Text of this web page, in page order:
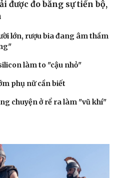
được đo bằng sự tiến bộ,
lớn, rượu bia đang âm thầm
làm to "cậu nhỏ"
phụ nữ cần biết
chuyện ở rể ra làm "vũ khí"